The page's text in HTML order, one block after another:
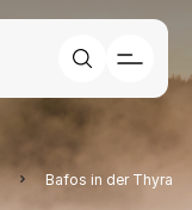
Bafos in der Thyra